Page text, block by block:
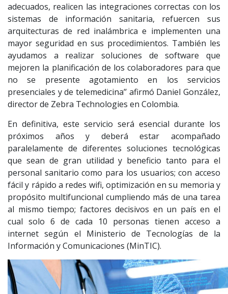
adecuados, realicen las integraciones correctas con los
sistemas de información sanitaria, refuercen sus
arquitecturas de red inalámbrica e implementen una
mayor seguridad en sus procedimientos. También les
ayudamos a realizar soluciones de software que
mejoren la planificación de los colaboradores para que
no se presente agotamiento en los servicios
presenciales y de telemedicina’’ afirmó Daniel González,
director de Zebra Technologies en Colombia.
En definitiva, este servicio será esencial durante los
próximos años y deberá estar acompañado
paralelamente de diferentes soluciones tecnológicas
que sean de gran utilidad y beneficio tanto para el
personal sanitario como para los usuarios; con acceso
fácil y rápido a redes wifi, optimización en su memoria y
propósito multifuncional cumpliendo más de una tarea
al mismo tiempo; factores decisivos en un país en el
cual solo 6 de cada 10 personas tienen acceso a
internet según el Ministerio de Tecnologías de la
Información y Comunicaciones (MinTIC).